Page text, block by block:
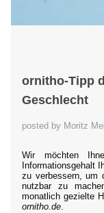
ornitho-Tipp
Geschlecht
posted by Moritz
Wir möchten
Informationsgehalt
zu verbessern, um
nutzbar zu
monatlich gezielte
ornitho.de.